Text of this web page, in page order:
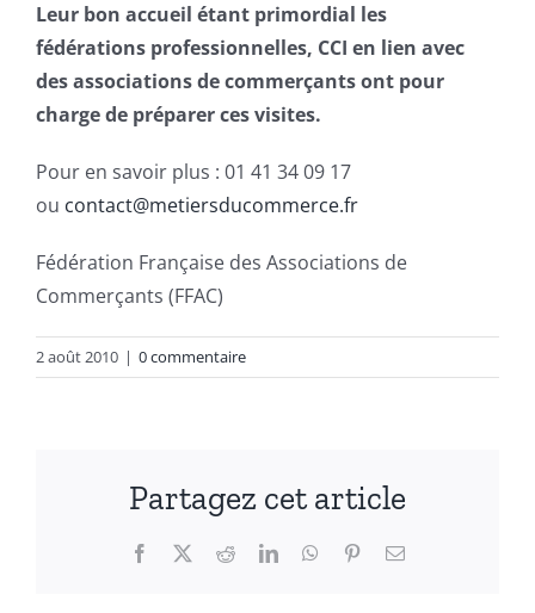
Leur bon accueil étant primordial les
fédérations professionnelles, CCI en lien avec
des associations de commerçants ont pour
charge de préparer ces visites.
Pour en savoir plus : 01 41 34 09 17
ou contact@metiersducommerce.fr
Fédération Française des Associations de
Commerçants (FFAC)
2 août 2010 | 0 commentaire
Partagez cet article
Facebook RedditLinkedInWhatsApp
PinterestEmail